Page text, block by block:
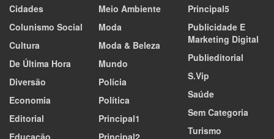
Cidades
Colunismo Social
Cultura
De Última Hora
Diversão
Economia
Editorial
Educação
Meio Ambiente
Moda
Moda & Beleza
Mundo
Polícia
Política
Principal1
Principal2
Principal5
Publicidade E
Marketing Digital
Publieditorial
S.Vip
Saúde
Sem Categoria
Turismo